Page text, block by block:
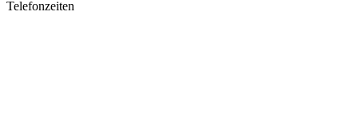
Telefonzeiten